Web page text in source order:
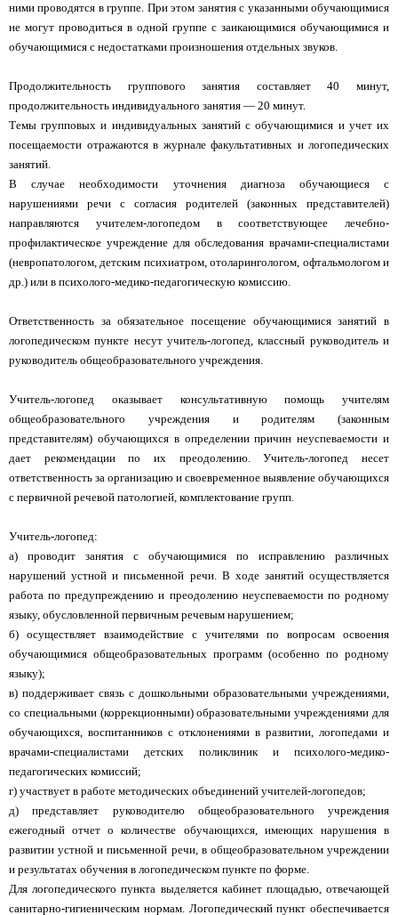
ними проводятся в группе. При этом занятия с указанными обучающимися
не могут проводиться в одной группе с заикающимися обучающимися и
обучающимися с недостатками произношения отдельных звуков.
Продолжительность группового занятия составляет 40 минут,
продолжительность индивидуального занятия — 20 минут.
Темы групповых и индивидуальных занятий с обучающимися и учет их
посещаемости отражаются в журнале факультативных и логопедических
занятий.
В случае необходимости уточнения диагноза обучающиеся с
нарушениями речи с согласия родителей (законных представителей)
направляются учителем-логопедом в соответствующее лечебно-
профилактическое учреждение для обследования врачами-специалистами
(невропатологом, детским психиатром, отоларингологом, офтальмологом и
др.) или в психолого-медико-педагогическую комиссию.
Ответственность за обязательное посещение обучающимися занятий в
логопедическом пункте несут учитель-логопед, классный руководитель и
руководитель общеобразовательного учреждения.
Учитель-логопед оказывает консультативную помощь учителям
общеобразовательного учреждения и родителям (законным
представителям) обучающихся в определении причин неуспеваемости и
дает рекомендации по их преодолению. Учитель-логопед несет
ответственность за организацию и своевременное выявление обучающихся
с первичной речевой патологией, комплектование групп.
Учитель-логопед:
а) проводит занятия с обучающимися по исправлению различных
нарушений устной и письменной речи. В ходе занятий осуществляется
работа по предупреждению и преодолению неуспеваемости по родному
языку, обусловленной первичным речевым нарушением;
б) осуществляет взаимодействие с учителями по вопросам освоения
обучающимися общеобразовательных программ (особенно по родному
языку);
в) поддерживает связь с дошкольными образовательными учреждениями,
со специальными (коррекционными) образовательными учреждениями для
обучающихся, воспитанников с отклонениями в развитии, логопедами и
врачами-специалистами детских поликлиник и психолого-медико-
педагогических комиссий;
г) участвует в работе методических объединений учителей-логопедов;
д) представляет руководителю общеобразовательного учреждения
ежегодный отчет о количестве обучающихся, имеющих нарушения в
развитии устной и письменной речи, в общеобразовательном учреждении
и результатах обучения в логопедическом пункте по форме.
Для логопедического пункта выделяется кабинет площадью, отвечающей
санитарно-гигиеническим нормам. Логопедический пункт обеспечивается